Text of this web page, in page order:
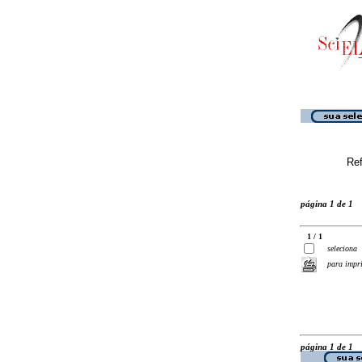
página 1 de 1
1 / 1
seleciona
para
página 1 de 1